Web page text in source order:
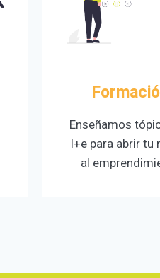
Enseñamos
I+e para abrir tu
al